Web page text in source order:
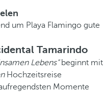
um Playa Flamingo gute
Tamarindo
Lebens“beginnt mit
Hochzeitsreise
Momente